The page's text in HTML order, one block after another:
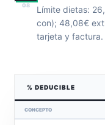
% DEDUCIBLE
CONCEPTO
08
Límite dietas:
con); 48,08€
tarjeta y factura.